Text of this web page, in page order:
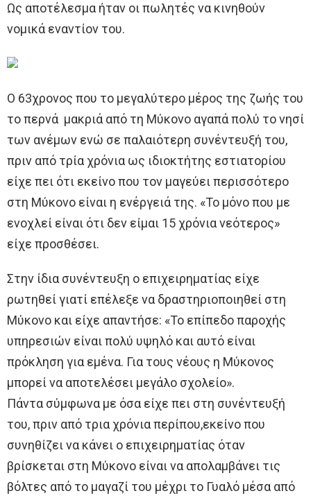
Ως αποτέλεσμα ήταν οι πωλητές να κινηθούν
νομικά εναντίον του.
Ο 63χρονος που το μεγαλύτερο μέρος της ζωής του
το περνά μακριά από τη Μύκονο αγαπά πολύ το νησί
των ανέμων ενώ σε παλαιότερη συνέντευξή του,
πριν από τρία χρόνια ως ιδιοκτήτης εστιατορίου
είχε πει ότι εκείνο που τον μαγεύει περισσότερο
στη Μύκονο είναι η ενέργειά της. «Το μόνο που με
ενοχλεί είναι ότι δεν είμαι 15 χρόνια νεότερος»
είχε προσθέσει.
Στην ίδια συνέντευξη ο επιχειρηματίας είχε
ρωτηθεί γιατί επέλεξε να δραστηριοποιηθεί στη
Μύκονο και είχε απαντήσε: «Το επίπεδο παροχής
υπηρεσιών είναι πολύ υψηλό και αυτό είναι
πρόκληση για εμένα. Για τους νέους η Μύκονος
μπορεί να αποτελέσει μεγάλο σχολείο».
Πάντα σύμφωνα με όσα είχε πει στη συνέντευξή
του, πριν από τρια χρόνια περίπου,εκείνο που
συνηθίζει να κάνει ο επιχειρηματίας όταν
βρίσκεται στη Μύκονο είναι να απολαμβάνει τις
βόλτες από το μαγαζί του μέχρι το Γυαλό μέσα από